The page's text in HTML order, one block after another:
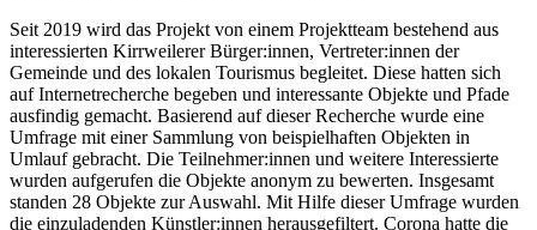
Seit 2019 wird das Projekt von einem Projektteam bestehend aus
interessierten Kirrweilerer Bürger:innen, Vertreter:innen der
Gemeinde und des lokalen Tourismus begleitet. Diese hatten sich
auf Internetrecherche begeben und interessante Objekte und Pfade
ausfindig gemacht. Basierend auf dieser Recherche wurde eine
Umfrage mit einer Sammlung von beispielhaften Objekten in
Umlauf gebracht. Die Teilnehmer:innen und weitere Interessierte
wurden aufgerufen die Objekte anonym zu bewerten. Insgesamt
standen 28 Objekte zur Auswahl. Mit Hilfe dieser Umfrage wurden
die einzuladenden Künstler:innen herausgefiltert. Corona hatte die